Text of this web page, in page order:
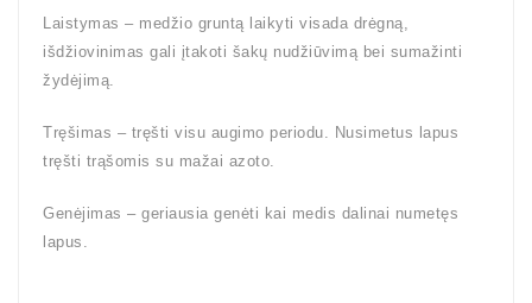
Laistymas – medžio gruntą laikyti visada drėgną,
išdžiovinimas gali įtakoti šakų nudžiūvimą bei sumažinti
žydėjimą.
Tręšimas – tręšti visu augimo periodu. Nusimetus lapus
tręšti trąšomis su mažai azoto.
Genėjimas – geriausia genėti kai medis dalinai numetęs
lapus.